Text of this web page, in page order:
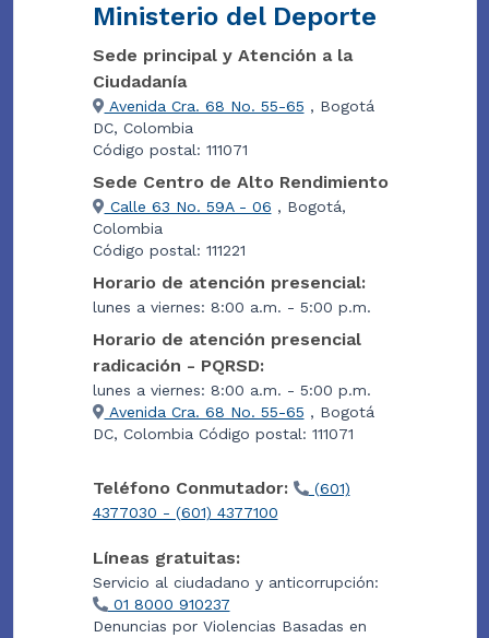
Ministerio del Deporte
Sede principal y Atención a la
Ciudadanía
Avenida Cra. 68 No. 55-65 , Bogotá
DC, Colombia
Código postal: 111071
Sede Centro de Alto Rendimiento
Calle 63 No. 59A - 06 , Bogotá,
Colombia
Código postal: 111221
Horario de atención presencial:
lunes a viernes: 8:00 a.m. - 5:00 p.m.
Horario de atención presencial
radicación - PQRSD:
lunes a viernes: 8:00 a.m. - 5:00 p.m.
Avenida Cra. 68 No. 55-65 , Bogotá
DC, Colombia Código postal: 111071
Teléfono Conmutador:
(601)
4377030 - (601) 4377100
Líneas gratuitas:
Servicio al ciudadano y anticorrupción:
01 8000 910237
Denuncias por Violencias Basadas en